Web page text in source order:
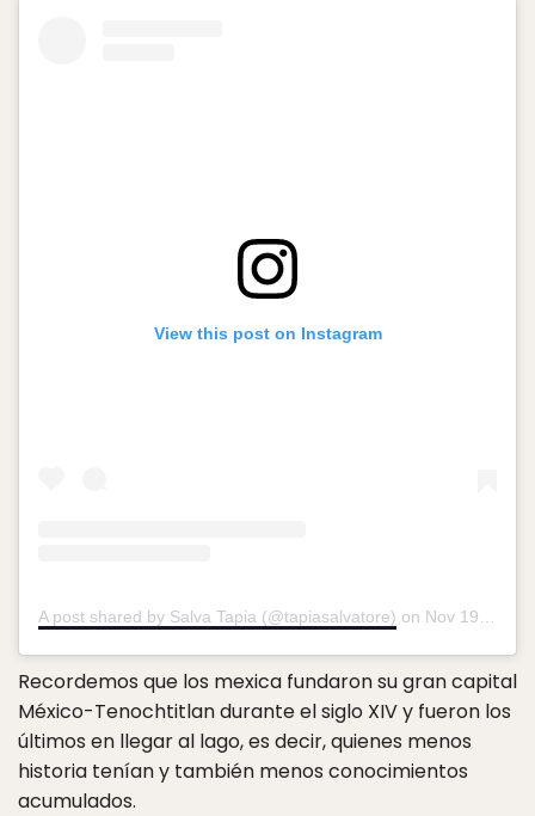
View this post on Instagram
A post shared by Salva Tapia (@tapiasalvatore) on Nov 19, 2018 at 12:15pm PST
Recordemos que los mexica fundaron su gran capital
México-Tenochtitlan durante el siglo XIV y fueron los
últimos en llegar al lago, es decir, quienes menos
historia tenían y también menos conocimientos
acumulados.